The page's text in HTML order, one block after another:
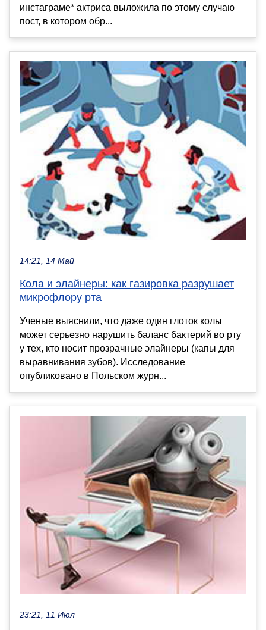
инстаграме* актриса выложила по этому случаю
пост, в котором обр...
14:21, 14 Май
Кола и элайнеры: как газировка разрушает
микрофлору рта
Ученые выяснили, что даже один глоток колы
может серьезно нарушить баланс бактерий во рту
у тех, кто носит прозрачные элайнеры (капы для
выравнивания зубов). Исследование
опубликовано в Польском журн...
23:21, 11 Июл